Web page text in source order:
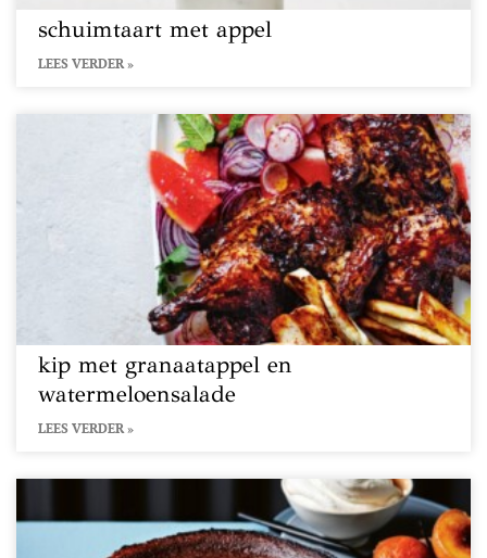
schuimtaart met appel
LEES VERDER »
kip met granaatappel en
watermeloensalade
LEES VERDER »